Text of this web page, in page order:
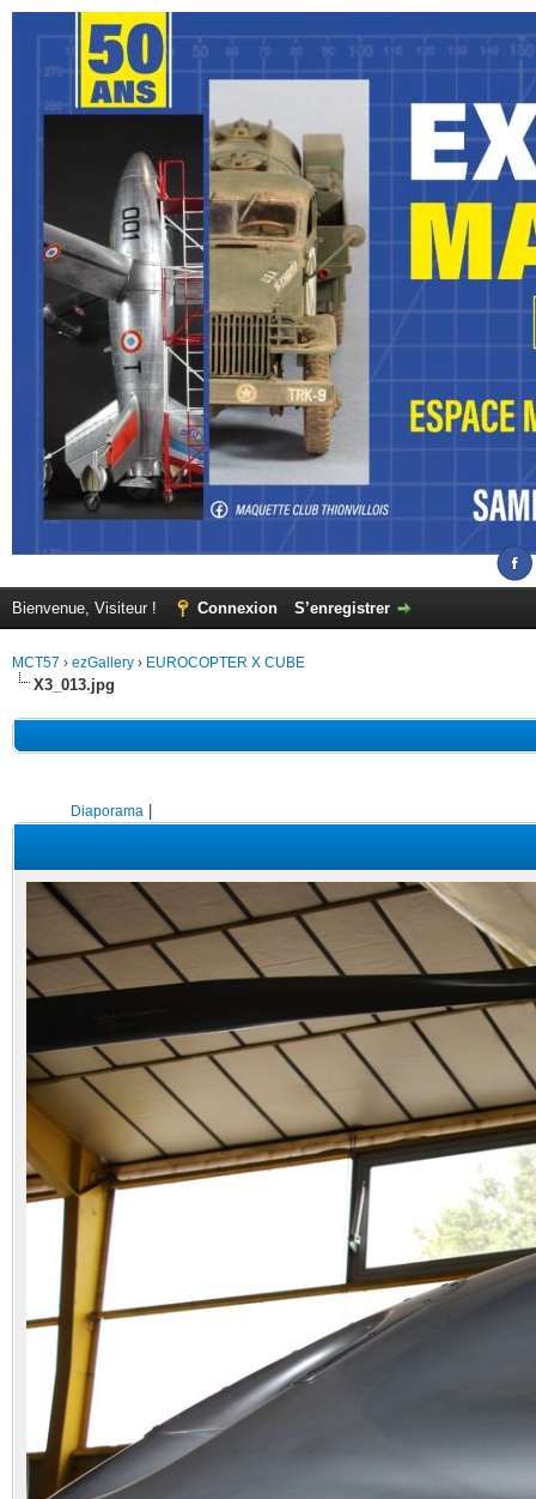
Bienvenue, Visiteur ! Connexion S’enregistrer
MCT57 › ezGallery › EUROCOPTER X CUBE
X3_013.jpg
Diaporama|